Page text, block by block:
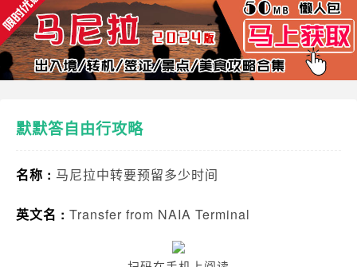
默默答自由行攻略
名称 : 马尼拉中转要预留多少时间
英文名 : Transfer from NAIA Terminal